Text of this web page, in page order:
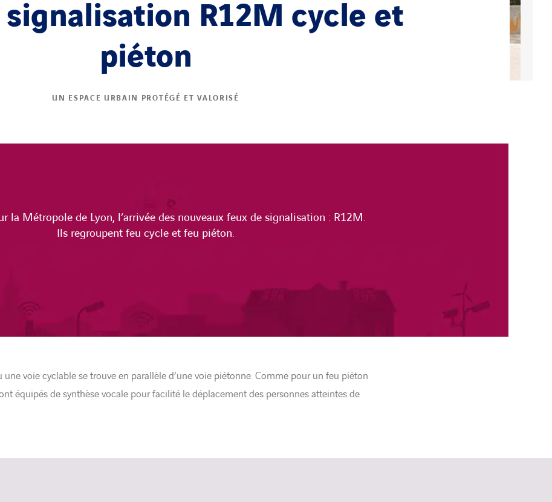
signalisation R12M cycle et
piéton
UN ESPACE URBAIN PROTÉGÉ ET VALORISÉ
la Métropole de Lyon, l’arrivée des nouveaux feux de signalisation : R12M.
Ils regroupent feu cycle et feu piéton.
une voie cyclable se trouve en parallèle d’une voie piétonne. Comme pour un feu piéton
équipés de synthèse vocale pour facilité le déplacement des personnes atteintes de